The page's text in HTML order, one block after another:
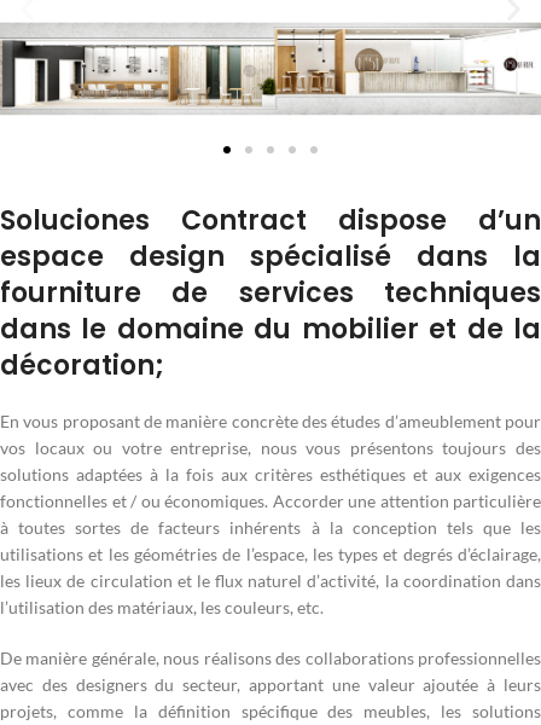
Soluciones Contract dispose d’un
espace design spécialisé dans la
fourniture de services techniques
dans le domaine du mobilier et de la
décoration;
En vous proposant de manière concrète des études d’ameublement pour
vos locaux ou votre entreprise, nous vous présentons toujours des
solutions adaptées à la fois aux critères esthétiques et aux exigences
fonctionnelles et / ou économiques. Accorder une attention particulière
à toutes sortes de facteurs inhérents à la conception tels que les
utilisations et les géométries de l’espace, les types et degrés d’éclairage,
les lieux de circulation et le flux naturel d’activité, la coordination dans
l’utilisation des matériaux, les couleurs, etc.
De manière générale, nous réalisons des collaborations professionnelles
avec des designers du secteur, apportant une valeur ajoutée à leurs
projets, comme la définition spécifique des meubles, les solutions